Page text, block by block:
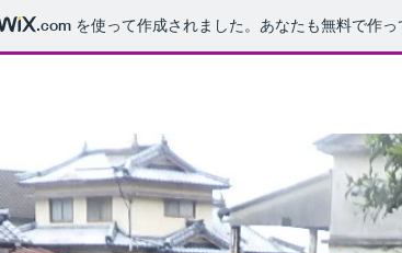
.com を使って作成されました。あなたも無料で作っ